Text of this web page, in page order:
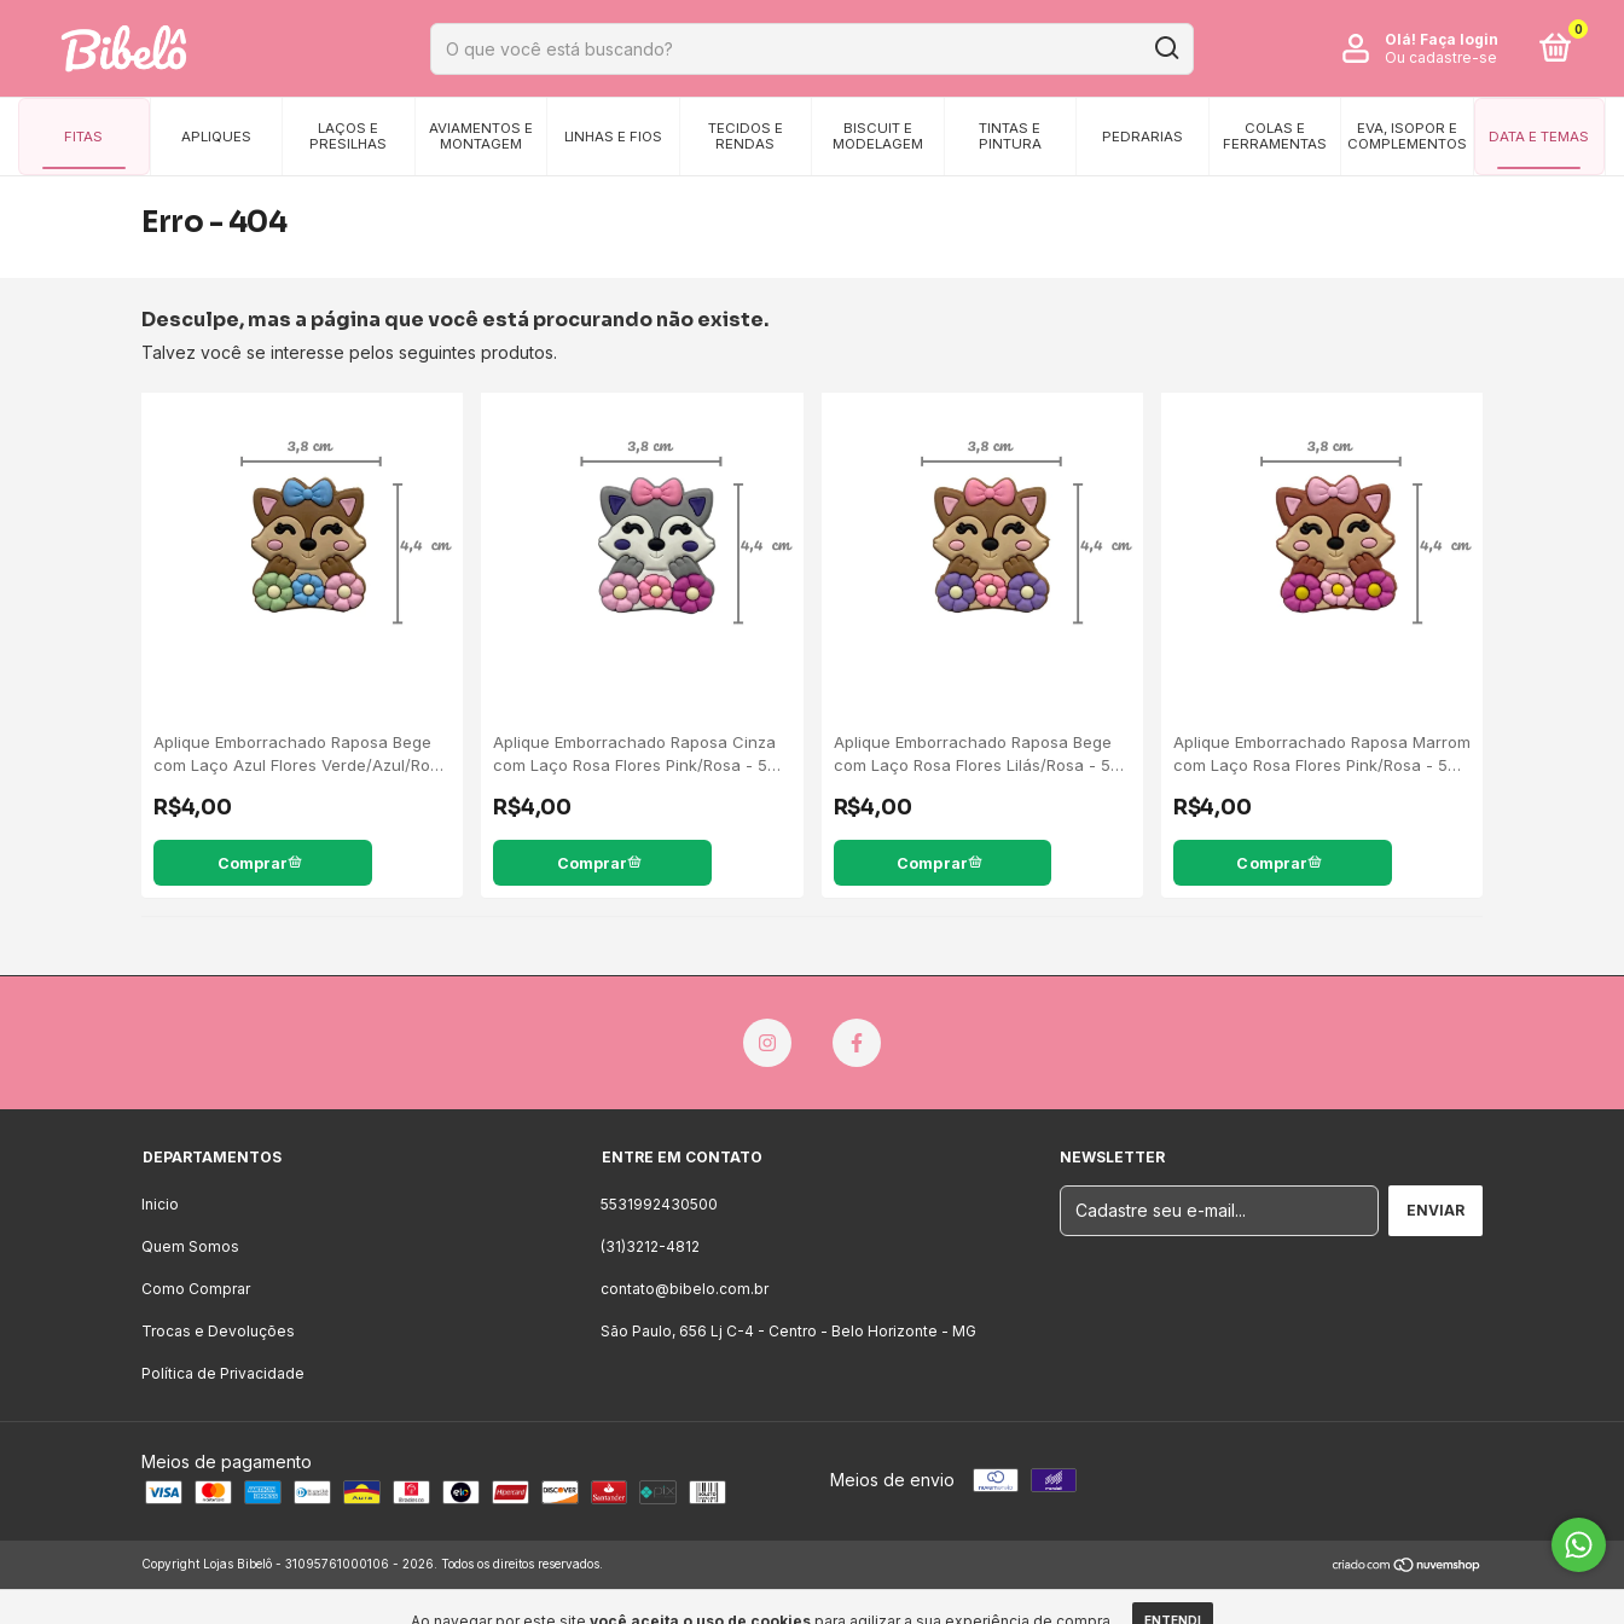
Olá! Faça login
Ou cadastre-se
0
FITAS APLIQUES
LAÇOS E
PRESILHAS
AVIAMENTOS E
MONTAGEM
LINHAS E FIOS
TECIDOS E
RENDAS
BISCUIT E
MODELAGEM
TINTAS E
PINTURA
PEDRARIAS
COLAS E
FERRAMENTAS
EVA, ISOPOR E
COMPLEMENTOS
DATA E TEMAS
Ao navegar por este site você aceita o uso de cookies para agilizar a sua experiência de compra. ENTENDI
Erro - 404
Desculpe, mas a página que você está procurando não existe.
Talvez você se interesse pelos seguintes produtos.
Aplique Emborrachado Raposa Bege
com Laço Azul Flores Verde/Azul/Rosa
R$4,00
Aplique Emborrachado Raposa Cinza
com Laço Rosa Flores Pink/Rosa - 5
R$4,00
Aplique Emborrachado Raposa Bege
com Laço Rosa Flores Lilás/Rosa - 5
R$4,00
Aplique Emborrachado Raposa Marrom
com Laço Rosa Flores Pink/Rosa - 5
R$4,00
DEPARTAMENTOS
Inicio
Quem Somos
Como Comprar
Trocas e Devoluções
Política de Privacidade
ENTRE EM CONTATO
5531992430500
(31)3212-4812
contato@bibelo.com.br
São Paulo, 656 Lj C-4 - Centro - Belo Horizonte - MG
NEWSLETTER
Meios de pagamento
Meios de envio
Copyright Lojas Bibelô - 31095761000106 - 2026. Todos os direitos reservados.